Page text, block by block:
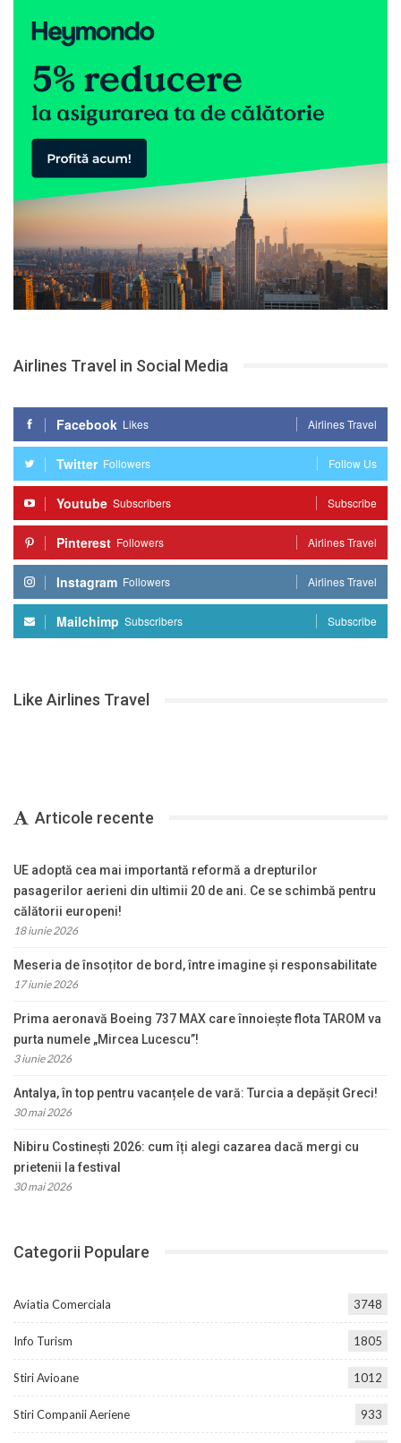
Airlines Travel in Social Media
Facebook Likes Airlines Travel
Twitter Followers Follow Us
Youtube Subscribers Subscribe
Pinterest Followers Airlines Travel
Instagram Followers Airlines Travel
Mailchimp Subscribers Subscribe
Like Airlines Travel
Articole recente
UE adoptă cea mai importantă reformă a drepturilor
pasagerilor aerieni din ultimii 20 de ani. Ce se schimbă pentru
călătorii europeni!
18 iunie 2026
Meseria de însoțitor de bord, între imagine și responsabilitate
17 iunie 2026
Prima aeronavă Boeing 737 MAX care înnoiește flota TAROM va
purta numele „Mircea Lucescu”!
3 iunie 2026
Antalya, în top pentru vacanțele de vară: Turcia a depășit Greci!
30 mai 2026
Nibiru Costinești 2026: cum îți alegi cazarea dacă mergi cu
prietenii la festival
30 mai 2026
Categorii Populare
Aviatia Comerciala 3748
Info Turism 1805
Stiri Avioane 1012
Stiri Companii Aeriene 933